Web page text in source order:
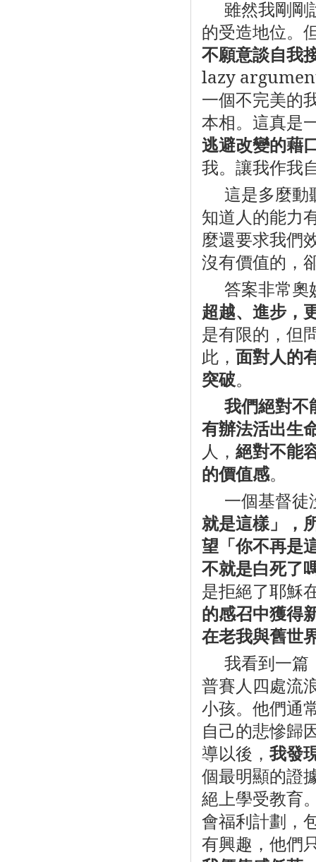
雖然我剛剛
的受造地位。
不願意談自我
lazy
一個不完美的
本相。這真是
逃避改變的藉
我。讓我作我
這是多麼動
知道人的能力
麼還要求我們
沒有價值的，
答案非常奧
超越、進步，
是有限的，但
此， 面對人的
突破。
我們絕對不
有辦法活出生
人， 絕對不能
的價值感。
一個基督徒
就是這樣」，
望「你不再是
不就是白死了
是拒絕了耶穌
的感召中獲得
在老我與舊世
我看到一篇
普賽人四處流
小孩。他們通
自己的悲慘歸
導以後， 我發
個最明顯的證
絕上學受教育
會福利計劃，
有興趣，他們